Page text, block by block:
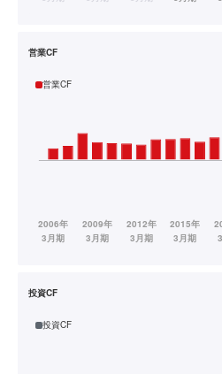
営業CF
営業CF
投資CF
投資CF